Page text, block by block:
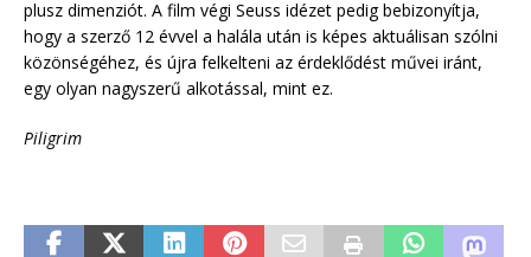
plusz dimenziót. A film végi Seuss idézet pedig bebizonyítja,
hogy a szerző 12 évvel a halála után is képes aktuálisan szólni
közönségéhez, és újra felkelteni az érdeklődést művei iránt,
egy olyan nagyszerű alkotással, mint ez.
Piligrim